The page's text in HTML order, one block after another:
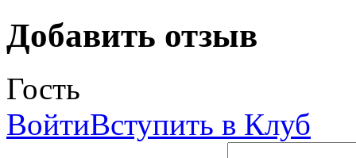
Добавить отзыв
Гость
ВойтиВступить в Клуб